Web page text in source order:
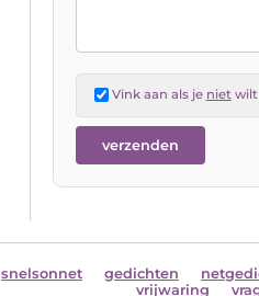
Vink aan als je nietwilt
snelsonnet gedichten
vrijwaring